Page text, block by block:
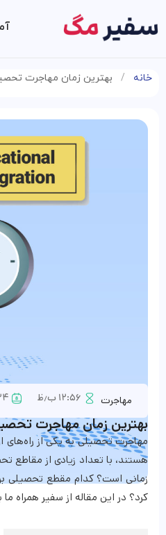
خانه / بهترین زمان مهاجرت
مهاجرت ۱۲:۵۶ ب٫ظ ۲۴
بهترین زمان مهاجرت
مهاجرت تحصیلی به یکی از
هستند، با تعداد زیادی از مقاطع
زمانی است؟ کدام مقطع تحصیلی
کرد؟ در این مقاله از سفیر همراه